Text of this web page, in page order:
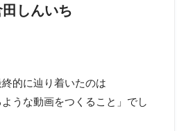
しんいち
的に辿り着いたのは
ような動画をつくること」でし